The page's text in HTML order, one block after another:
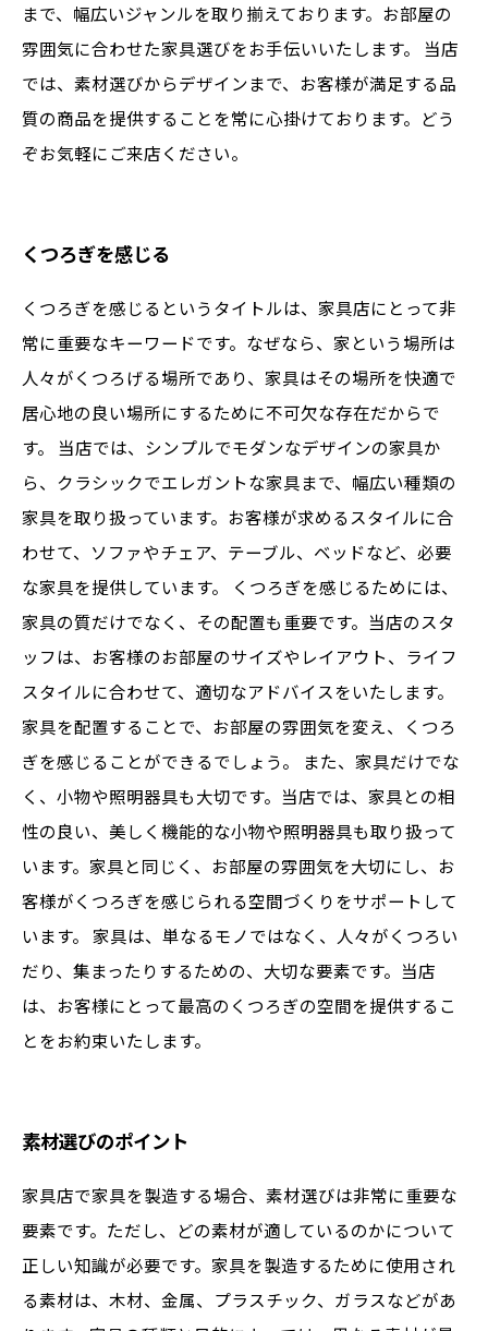
まで、幅広いジャンルを取り揃えております。お部屋の
雰囲気に合わせた家具選びをお手伝いいたします。 当店
では、素材選びからデザインまで、お客様が満足する品
質の商品を提供することを常に心掛けております。どう
ぞお気軽にご来店ください。
くつろぎを感じる
くつろぎを感じるというタイトルは、家具店にとって非
常に重要なキーワードです。なぜなら、家という場所は
人々がくつろげる場所であり、家具はその場所を快適で
居心地の良い場所にするために不可欠な存在だからで
す。 当店では、シンプルでモダンなデザインの家具か
ら、クラシックでエレガントな家具まで、幅広い種類の
家具を取り扱っています。お客様が求めるスタイルに合
わせて、ソファやチェア、テーブル、ベッドなど、必要
な家具を提供しています。 くつろぎを感じるためには、
家具の質だけでなく、その配置も重要です。当店のスタ
ッフは、お客様のお部屋のサイズやレイアウト、ライフ
スタイルに合わせて、適切なアドバイスをいたします。
家具を配置することで、お部屋の雰囲気を変え、くつろ
ぎを感じることができるでしょう。 また、家具だけでな
く、小物や照明器具も大切です。当店では、家具との相
性の良い、美しく機能的な小物や照明器具も取り扱って
います。家具と同じく、お部屋の雰囲気を大切にし、お
客様がくつろぎを感じられる空間づくりをサポートして
います。 家具は、単なるモノではなく、人々がくつろい
だり、集まったりするための、大切な要素です。当店
は、お客様にとって最高のくつろぎの空間を提供するこ
とをお約束いたします。
素材選びのポイント
家具店で家具を製造する場合、素材選びは非常に重要な
要素です。ただし、どの素材が適しているのかについて
正しい知識が必要です。家具を製造するために使用され
る素材は、木材、金属、プラスチック、ガラスなどがあ